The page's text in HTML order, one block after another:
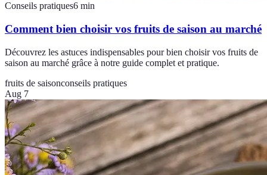
Conseils pratiques6 min
Comment bien choisir vos fruits de saison au marché
Découvrez les astuces indispensables pour bien choisir vos fruits de
saison au marché grâce à notre guide complet et pratique.
fruits de saisonconseils pratiques
Aug 7